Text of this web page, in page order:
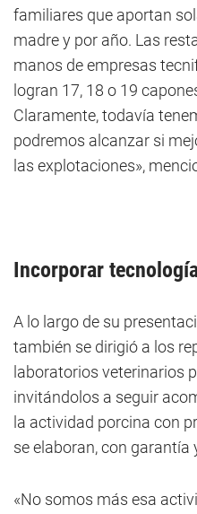
familiares que aportan
madre y por año. Las
manos de empresas
logran 17, 18 o 19
Claramente, todavía
podremos alcanzar si
las explotaciones»,
Incorporar
A lo largo de su
también se dirigió a los
laboratorios veterinarios
invitándolos a seguir
la actividad porcina con
se elaboran, con garantía
«No somos más esa